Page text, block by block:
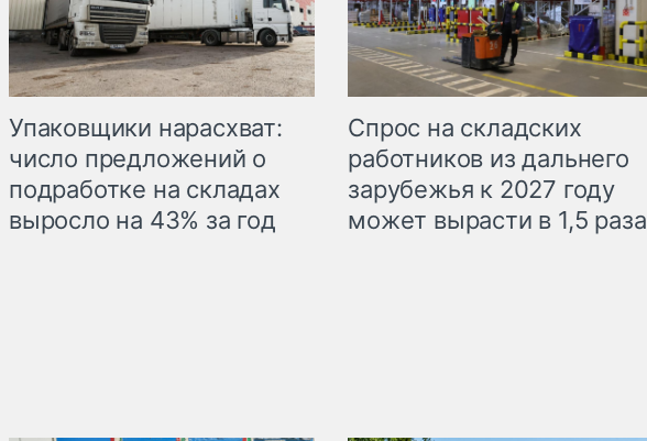
Упаковщики нарасхват:
число предложений о
подработке на складах
выросло на 43% за год
Спрос на складских
работников из дальнего
зарубежья к 2027 году
может вырасти в 1,5 раза